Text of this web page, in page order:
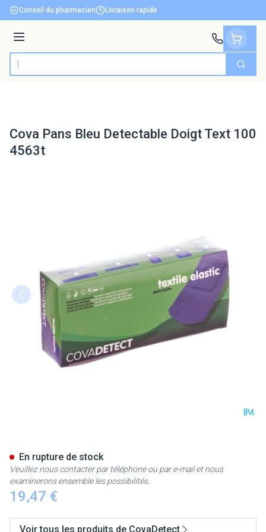
Aller au contenu
Conseil du pharmacien Livraison rapide
Menu
Rechercher
Cova Pans Bleu Detectable Doigt Text 100
4563t
19,47 €
En rupture de stock
Veuillez nous contacter par téléphone ou par e-mail et nous
examinerons ensemble les possibilités.
Voir tous les produits de CovaDetect